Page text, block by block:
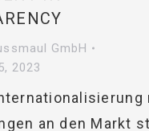
GmbH
2023
an den Markt